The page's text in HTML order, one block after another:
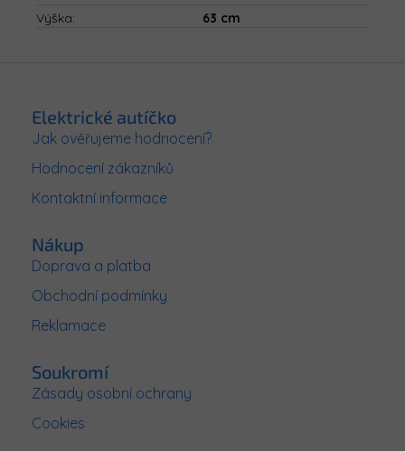
Výška: 63 cm
Elektrické autíčko
Jak ověřujeme hodnocení?
Hodnocení zákazníků
Kontaktní informace
Nákup
Doprava a platba
Obchodní podmínky
Reklamace
Soukromí
Zásady osobní ochrany
Cookies